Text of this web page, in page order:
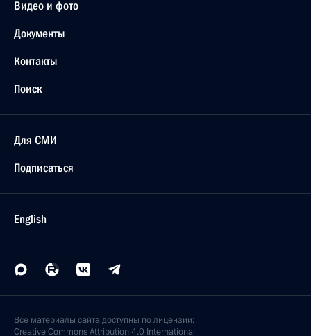
Видео и фото
Документы
Контакты
Поиск
Для СМИ
Подписаться
English
Все материалы сайта доступны по лицензии:
Creative Commons Attribution 4.0 International